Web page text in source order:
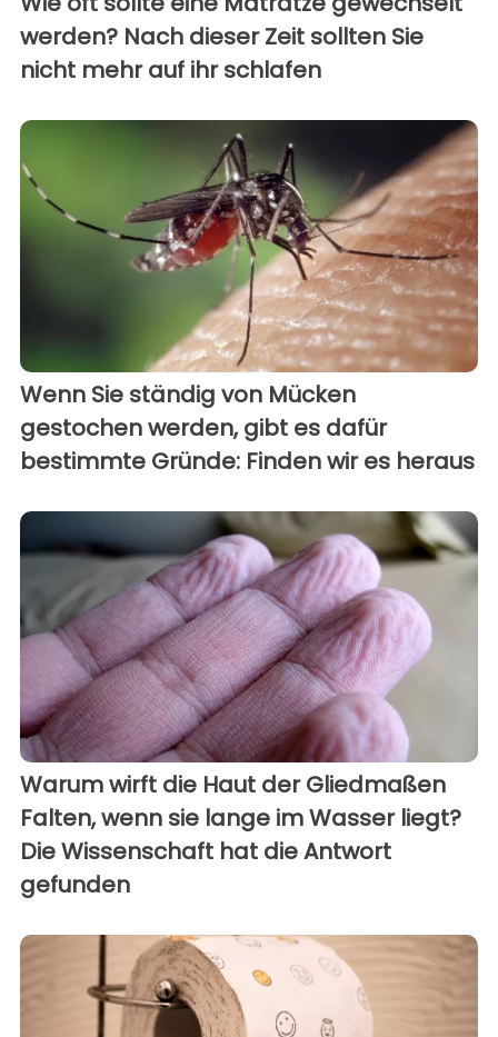
werden? Nach dieser Zeit sollten Sie
nicht mehr auf ihr schlafen
Wenn Sie ständig von Mücken
gestochen werden, gibt es dafür
bestimmte Gründe: Finden wir es heraus
Warum wirft die Haut der Gliedmaßen
Falten, wenn sie lange im Wasser liegt?
Die Wissenschaft hat die Antwort
gefunden